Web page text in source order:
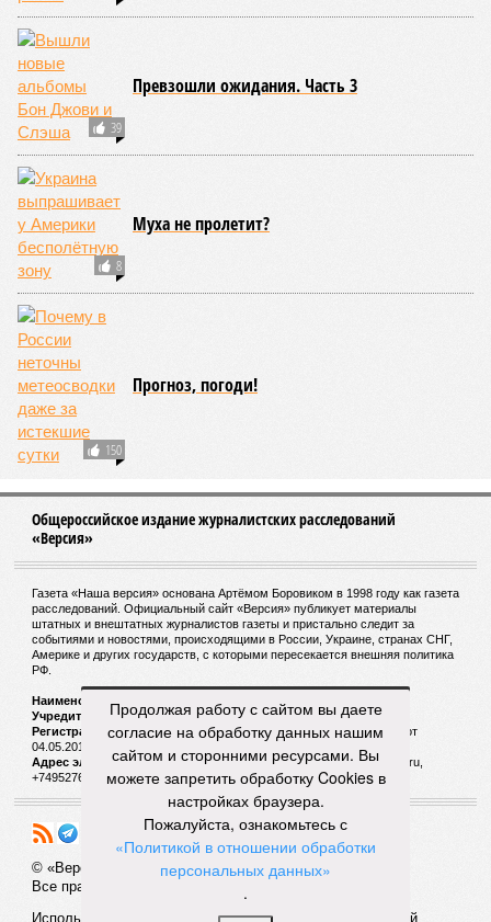
39
Превзошли ожидания. Часть 3
8
Муха не пролетит?
150
Прогноз, погоди!
Общероссийское издание журналистских расследований
«Версия»
Газета «Наша версия» основана Артёмом Боровиком в 1998 году как газета
расследований. Официальный сайт «Версия» публикует материалы
штатных и внештатных журналистов газеты и пристально следит за
событиями и новостями, происходящими в России, Украине, странах СНГ,
Америке и других государств, с которыми пересекается внешняя политика
РФ.
Наименование:
Учредитель:
ООО «Версия»,Главный редактор:Горевой Р. Г.
Регистрационный номер Роскомнадзора:ЭЛ № ФС 77 - 72681 от
04.05.2018 г.
Адрес электронной почты и телефон редакции:versia@versia.ru,
+74952760348
© «Версия»
Все права защищены
Использование материалов «Версии» без индексируемой
Продолжая работу с сайтом вы даете
согласие на обработку данных нашим
сайтом и сторонними ресурсами. Вы
можете запретить обработку Cookies в
настройках браузера.
Пожалуйста, ознакомьтесь с
«Политикой в отношении обработки
персональных данных»
.